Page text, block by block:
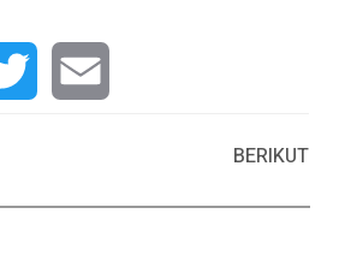
BERIKUT